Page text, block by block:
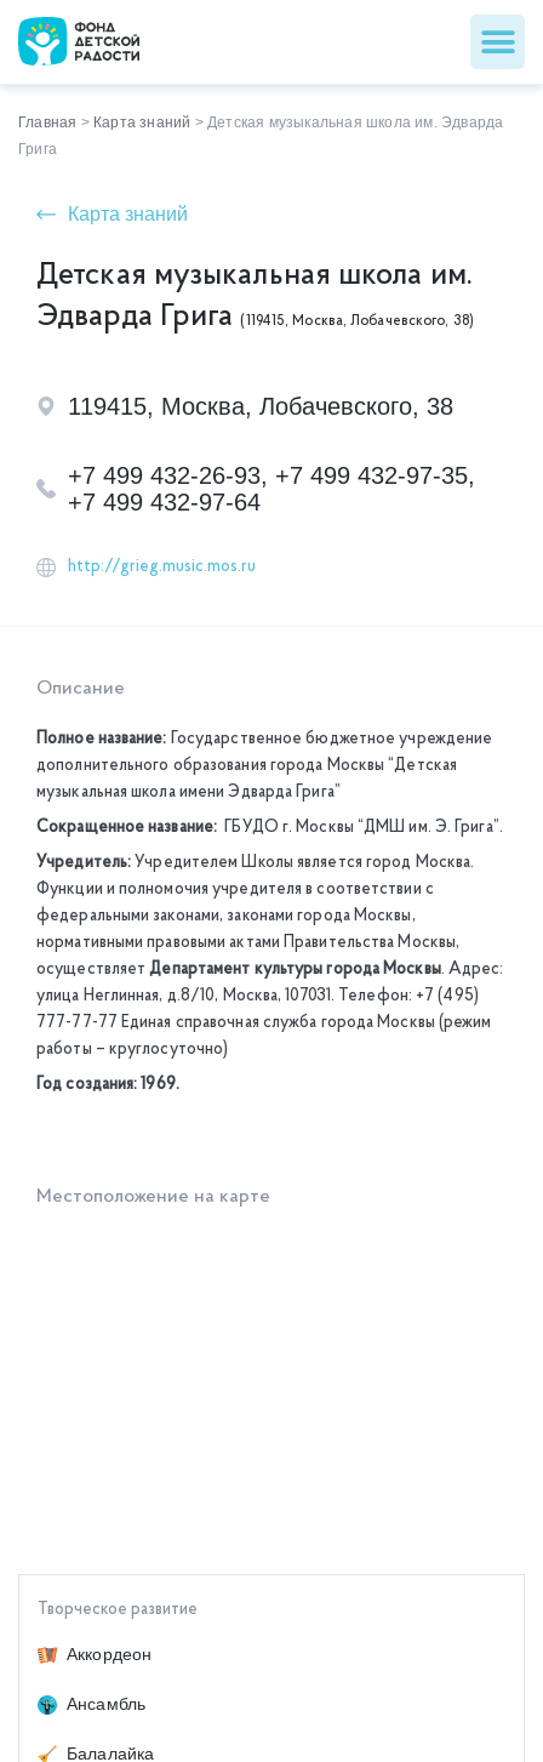
Главная > Карта знаний >Детская музыкальная школа им. Эдварда
Грига
Карта знаний
Детская музыкальная школа им.
Эдварда Грига(119415, Москва, Лобачевского, 38)
119415, Москва, Лобачевского, 38
+7 499 432-26-93, +7 499 432-97-35,
+7 499 432-97-64
http://grieg.music.mos.ru
Описание
Полное название: Государственное бюджетное учреждение
дополнительного образования города Москвы “Детская
музыкальная школа имени Эдварда Грига”
Сокращенное название: ГБУДО г. Москвы “ДМШ им. Э. Грига”.
Учредитель: Учредителем Школы является город Москва.
Функции и полномочия учредителя в соответствии с
федеральными законами, законами города Москвы,
нормативными правовыми актами Правительства Москвы,
осуществляетДепартамент культуры города Москвы. Адрес:
улица Неглинная, д.8/10, Москва, 107031. Телефон: +7 (495)
777-77-77 Единая справочная служба города Москвы (режим
работы – круглосуточно)
Год создания: 1969.
Местоположение на карте
Творческое развитие
Аккордеон
Ансамбль
Балалайка